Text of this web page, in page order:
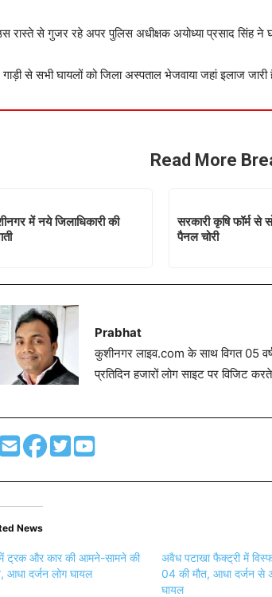
रास्ते से गुजर रहे अपर पुलिस अधीक्षक अयोध्या प्रसाद सिंह ने
से सभी घायलों को जिला अस्पताल भेजवाया जहां इलाज
Read More
में नये जिलाधिकारी की
सरकारी कृषि फॉर्म से
पैनल चोरी
Prabhat
कुशीनगर लाइव.com के साथ विगत 05
प्रतिदिन हजारों लोग साइट पर विजिट
News
में ट्रक और कार की आमने-सामने की
आधा दर्जन लोग घायल
अवैध पटाखा फैक्ट्री में
04 की मौत, आधा दर्जन से
घायल